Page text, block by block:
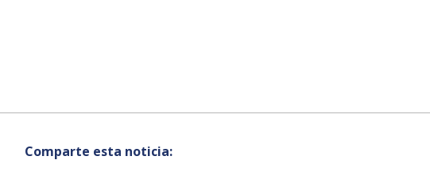
Comparte esta noticia: